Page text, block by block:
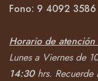
Fono: 9 4092 3586
Horario de atención
Lunes a Viernes de
14:30hrs. Recuerde